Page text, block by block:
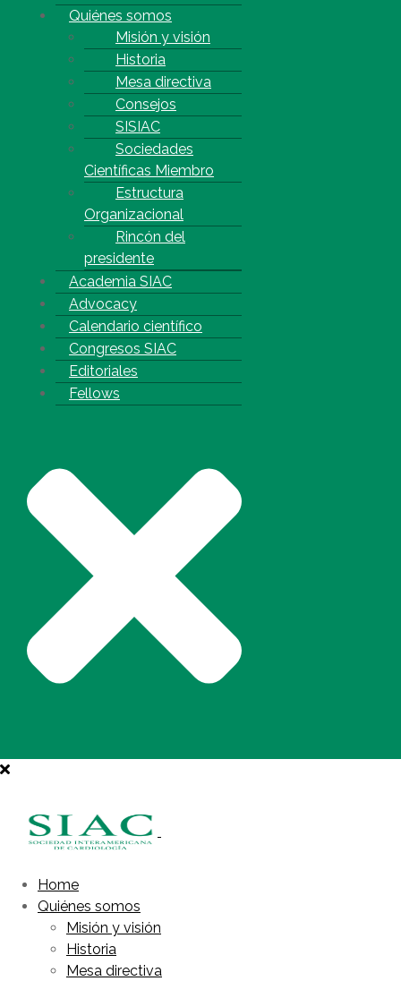
Quiénes somos
Misión y visión
Historia
Mesa directiva
Consejos
SISIAC
Sociedades
Científicas Miembro
Estructura
Organizacional
Rincón del
presidente
Academia SIAC
Advocacy
Calendario científico
Congresos SIAC
Editoriales
Fellows
Home
Quiénes somos
Misión y visión
Historia
Mesa directiva